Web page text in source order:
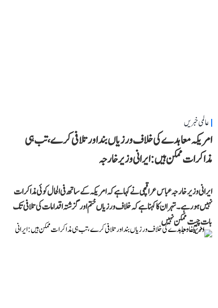
عالمی خبریں
امریکہ معاہدے کی خلاف ورزیاں بند اور تلافی کرے، تب ہی
مذاکرات ممکن ہیں: ایرانی وزیر خارجہ
ایرانی وزیر خارجہ عباس عراقچی نے کہا ہے کہ امریکہ کے ساتھ فی الحال کوئی مذاکرات
نہیں ہو رہے۔ تہران کا کہنا ہے کہ خلاف ورزیاں ختم اور گزشتہ اقدامات کی تلافی تک
بات چیت ممکن نہیں